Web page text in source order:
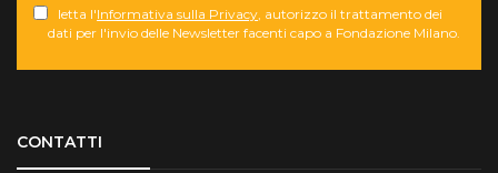
letta l'Informativa sulla Privacy , autorizzo il trattamento dei
dati per l'invio delle Newsletter facenti capo a Fondazione Milano.
CONTATTI